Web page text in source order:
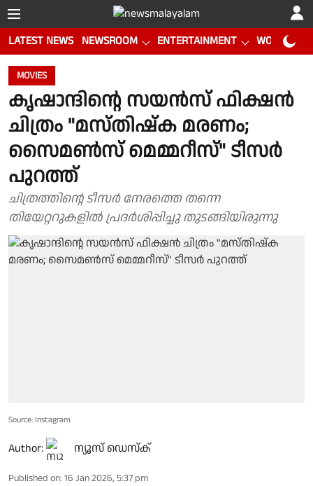
LATEST NEWS NEWSROOM ENTERTAINMENT WORLD CUP
MOVIES
കൃഷാന്ദിൻ്റെ സയൻസ് ഫിക്ഷൻ
ചിത്രം "മസ്തിഷ്ക മരണം;
സൈമൺസ് മെമ്മറീസ്" ടീസർ
പുറത്ത്
ചിത്രത്തിൻ്റെ ടീസർ നേരത്തെ തന്നെ
തിയേറ്ററുകളിൽ പ്രദർശിപ്പിച്ചു തുടങ്ങിയിരുന്നു
Source: Instagram
Author: ന്യൂസ് ഡെസ്ക്
Published on: 16 Jan 2026, 5:37 pm